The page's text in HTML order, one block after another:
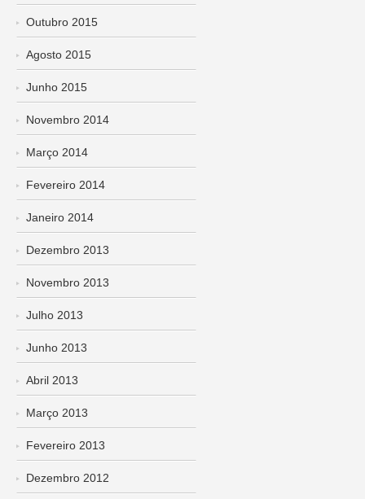
Outubro 2015
Agosto 2015
Junho 2015
Novembro 2014
Março 2014
Fevereiro 2014
Janeiro 2014
Dezembro 2013
Novembro 2013
Julho 2013
Junho 2013
Abril 2013
Março 2013
Fevereiro 2013
Dezembro 2012